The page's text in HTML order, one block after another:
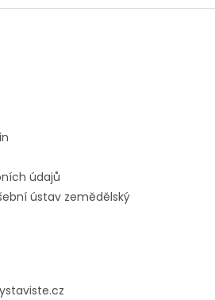
údajů
ústav zemědělský